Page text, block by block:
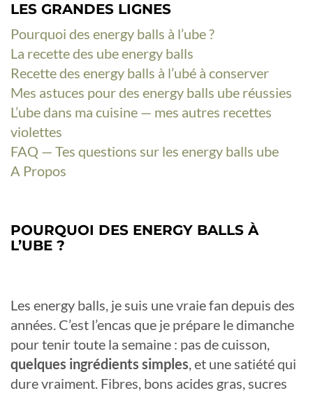
LES GRANDES LIGNES
Pourquoi des energy balls à l’ube ?
La recette des ube energy balls
Recette des energy balls à l’ubé à conserver
Mes astuces pour des energy balls ube réussies
L’ube dans ma cuisine — mes autres recettes
violettes
FAQ — Tes questions sur les energy balls ube
A Propos
POURQUOI DES ENERGY BALLS À
L’UBE ?
Les energy balls, je suis une vraie fan depuis des
années. C’est l’encas que je prépare le dimanche
pour tenir toute la semaine : pas de cuisson,
quelques ingrédients simples , et une satiété qui
dure vraiment. Fibres, bons acides gras, sucres